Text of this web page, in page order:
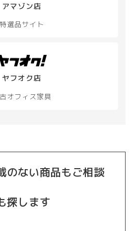
アマゾン店
特選品サイト
ヤフオク店
オフィス家具
のない商品もご相談
探します